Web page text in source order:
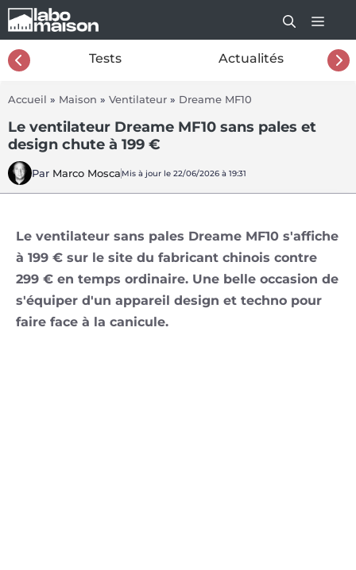
Aller
au
contenu
Tests Actualités
Accueil » Maison » Ventilateur » Dreame MF10
Le ventilateur Dreame MF10 sans pales et
design chute à 199 €
Par Marco Mosca Mis à jour le 22/06/2026 à 19:31
Le ventilateur sans pales Dreame MF10 s'affiche
à 199 € sur le site du fabricant chinois contre
299 € en temps ordinaire. Une belle occasion de
s'équiper d'un appareil design et techno pour
faire face à la canicule.